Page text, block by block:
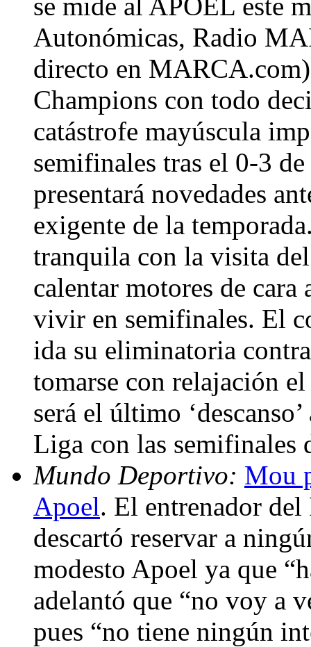
Autonómicas, Radio
directo en
Champions con todo
catástrofe mayúscula
semifinales tras el 0-3
presentará novedades
exigente de la
tranquila con la visita
calentar motores de cara
vivir en semifinales. El
ida su eliminatoria
tomarse con relajación
será el último
Liga con las
Mundo Deportivo: Mou
Apoel. El entrenador
descartó reservar a
modesto Apoel ya que
adelantó que “no voy a
pues “no tiene ningún